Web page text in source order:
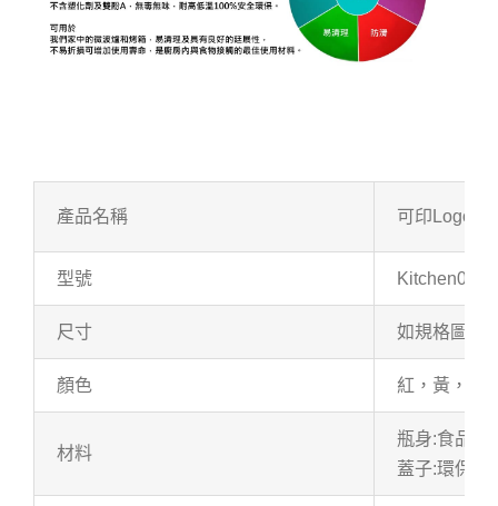
產品名稱 可印Logo環
型號 Kitchen08
尺寸 如規格圖
顏色 紅，黃，綠
材料
瓶身:食品級
蓋子:環保PP